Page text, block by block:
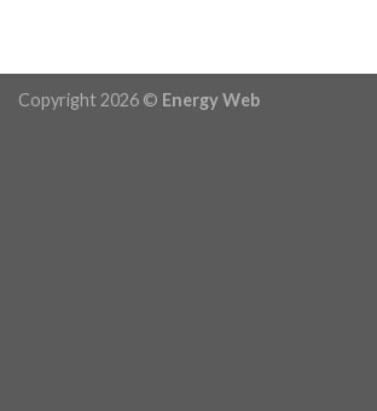
Copyright 2026 © Energy Web